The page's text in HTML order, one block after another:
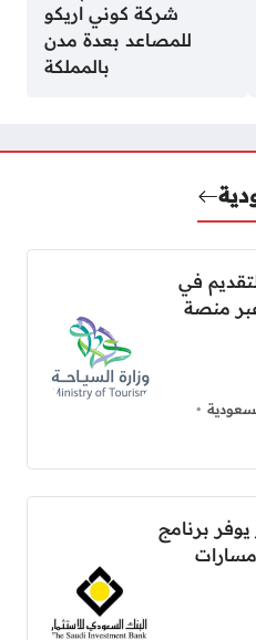
شركة كوني اريكو
للمصاعد بعدة مدن
بالمملكة
في
عبر منصة
برنامج